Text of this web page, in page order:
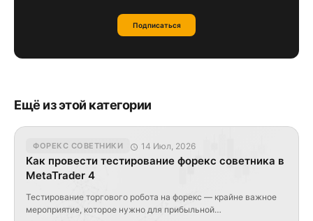
Подписаться
Ещё из этой категории
ФОРЕКС СОВЕТНИКИ 14 Июл, 2026
Как провести тестирование форекс советника в
MetaTrader 4
Тестирование торгового робота на форекс — крайне важное
мероприятие, которое нужно для прибыльной